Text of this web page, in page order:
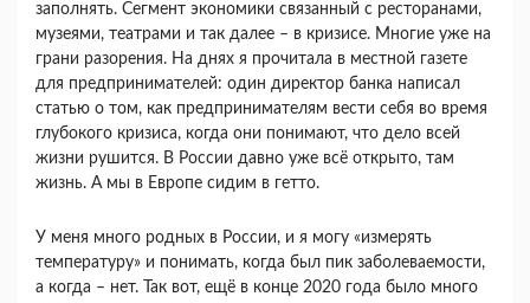
заполнять. Сегмент экономики связанный с ресторанами,
музеями, театрами и так далее – в кризисе. Многие уже на
грани разорения. На днях я прочитала в местной газете
для предпринимателей: один директор банка написал
статью о том, как предпринимателям вести себя во время
глубокого кризиса, когда они понимают, что дело всей
жизни рушится. В России давно уже всё открыто, там
жизнь. А мы в Европе сидим в гетто.
У меня много родных в России, и я могу «измерять
температуру» и понимать, когда был пик заболеваемости,
а когда – нет. Так вот, ещё в конце 2020 года было много